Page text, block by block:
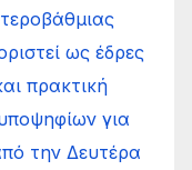
ως έδρες
πρακτική
για
την Δευτέρα